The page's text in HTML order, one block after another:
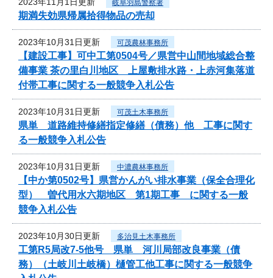
岐阜羽島警察署
期満失効県帰属拾得物品の売却
2023年10月31日更新 可茂農林事務所
【建設工事】可中工第0504号／県営中山間地域総合整
備事業 茶の里白川地区 上屋敷排水路・上赤河集落道
付帯工事に関する一般競争入札公告
2023年10月31日更新 可茂土木事務所
県単 道路維持修繕指定修繕（債務）他 工事に関す
る一般競争入札公告
2023年10月31日更新 中濃農林事務所
【中か第0502号】県営かんがい排水事業（保全合理化
型） 曽代用水六期地区 第1期工事 に関する一般
競争入札公告
2023年10月30日更新 多治見土木事務所
工第R5局改7-5他号 県単 河川局部改良事業（債
務）（土岐川土岐橋）樋管工他工事に関する一般競争